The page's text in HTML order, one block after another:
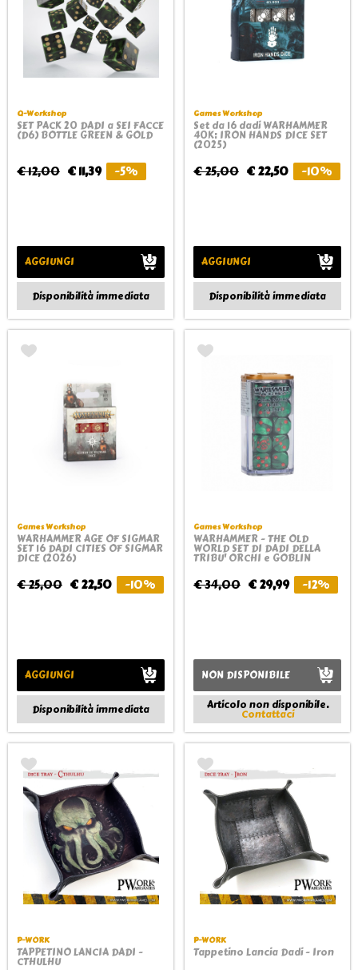
Q-Workshop
SET PACK 20 DADI a SEI FACCE
(D6) BOTTLE GREEN & GOLD
€ 12,00 € 11,39 -5%
AGGIUNGI
Disponibilità immediata
Games Workshop
Set da 16 dadi WARHAMMER
40K: IRON HANDS DICE SET
(2025)
€ 25,00 € 22,50 -10%
AGGIUNGI
Disponibilità immediata
Games Workshop
WARHAMMER AGE OF SIGMAR
SET 16 DADI CITIES OF SIGMAR
DICE (2026)
€ 25,00 € 22,50 -10%
AGGIUNGI
Disponibilità immediata
Games Workshop
WARHAMMER - THE OLD
WORLD SET DI DADI DELLA
TRIBU' ORCHI e GOBLIN
€ 34,00 € 29,99 -12%
NON DISPONIBILE
Articolo non disponibile.
Contattaci
P-WORK
TAPPETINO LANCIA DADI -
CTHULHU
P-WORK
Tappetino Lancia Dadi - Iron